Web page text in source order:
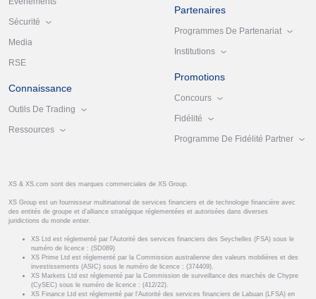
Sécurité
Media
RSE
Connaissance
Outils De Trading
Ressources
Partenaires
Programmes De Partenariat
Institutions
Promotions
Concours
Fidélité
Programme De Fidélité Partner
XS & XS.com sont des marques commerciales de XS Group.
XS Group est un fournisseur multinational de services financiers et de technologie financière avec
des entités de groupe et d’alliance stratégique réglementées et autorisées dans diverses
juridictions du monde entier.
XS Ltd est réglementé par l'Autorité des services financiers des Seychelles (FSA) sous le
numéro de licence : (SD089)
XS Prime Ltd est réglementé par la Commission australienne des valeurs mobilières et des
investissements (ASIC) sous le numéro de licence : (374409).
XS Markets Ltd est réglementé par la Commission de surveillance des marchés de Chypre
(CySEC) sous le numéro de licence : (412/22).
XS Finance Ltd est réglementé par l'Autorité des services financiers de Labuan (LFSA) en